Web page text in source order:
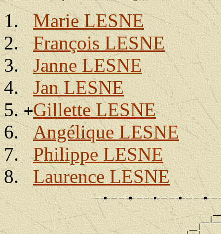
Marie LESNE
François LESNE
Janne LESNE
Jan LESNE
+Gillette LESNE
Angélique LESNE
Philippe LESNE
Laurence LESNE
                                                     __
                                                  __|__
                                               __|